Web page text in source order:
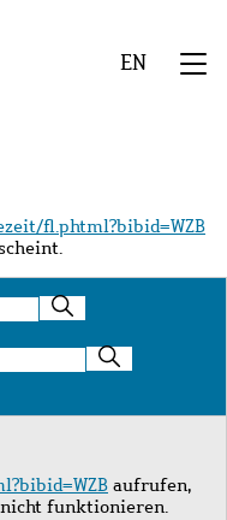
EN
fl.phtml?bibid=WZB
aufrufen,
nicht funktionieren.